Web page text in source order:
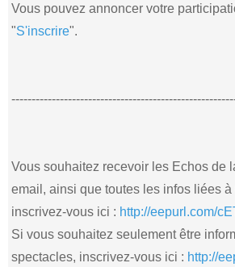
Vous pouvez annoncer votre
"S'inscrire".
Vous souhaitez recevoir les Echos de
email, ainsi que toutes les infos liées à
inscrivez-vous ici : http://eepurl.com/
Si vous souhaitez seulement être
spectacles, inscrivez-vous ici : http://